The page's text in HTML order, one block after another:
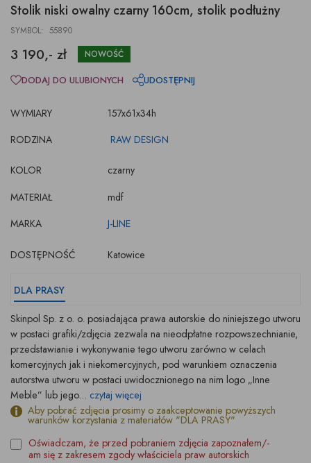
Stolik niski owalny czarny 160cm, stolik podłużny
SYMBOL: 55890
3 190,- zł NOWOŚĆ
WYMIARY
157x61x34h
RODZINA
RAW DESIGN
KOLOR
czarny
MATERIAŁ
mdf
MARKA
J-LINE
DOSTĘPNOŚĆ Katowice
DODAJ DO ULUBIONYCH UDOSTĘPNIJ
DLA PRASY
Skinpol Sp. z o. o. posiadająca prawa autorskie do niniejszego utworu
w postaci grafiki/zdjęcia zezwala na nieodpłatne rozpowszechnianie,
przedstawianie i wykonywanie tego utworu zarówno w celach
komercyjnych jak i niekomercyjnych, pod warunkiem oznaczenia
autorstwa utworu w postaci uwidocznionego na nim logo „Inne
Meble” lub jego... czytaj więcej
Aby pobrać zdjęcia prosimy o zaakceptowanie powyższych
warunków korzystania z materiałów "DLA PRASY"
Oświadczam, że przed pobraniem zdjęcia zapoznałem/-
am się z zakresem zgody właściciela praw autorskich